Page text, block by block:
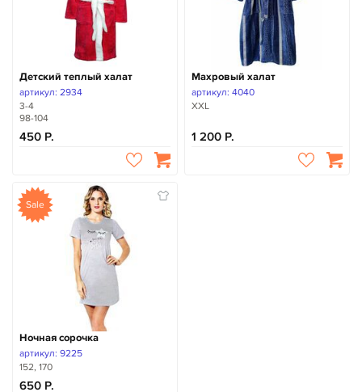
Детский теплый халат
артикул: 2934
3-4
98-104
450
Махровый халат
артикул: 4040
XXL
1 200
Sale
Ночная сорочка
артикул: 9225
152, 170
650